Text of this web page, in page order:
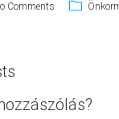
Comments